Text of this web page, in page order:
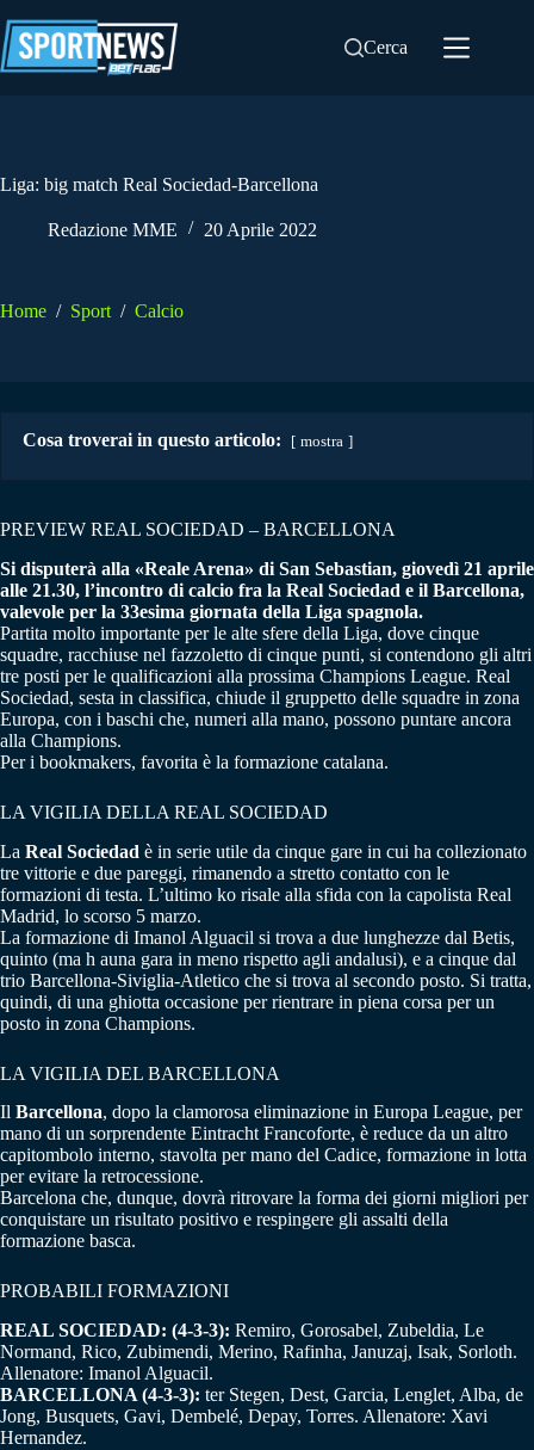
al
contenuto
Cerca
Liga: big match Real Sociedad-Barcellona
Redazione MME 20 Aprile 2022
Home / Sport / Calcio
Cosa troverai in questo articolo: mostra
PREVIEW REAL SOCIEDAD – BARCELLONA
Si disputerà alla «Reale Arena» di San Sebastian, giovedì 21 aprile
alle 21.30, l’incontro di calcio fra la Real Sociedad e il Barcellona,
valevole per la 33esima giornata della Liga spagnola.
Partita molto importante per le alte sfere della Liga, dove cinque
squadre, racchiuse nel fazzoletto di cinque punti, si contendono gli altri
tre posti per le qualificazioni alla prossima Champions League. Real
Sociedad, sesta in classifica, chiude il gruppetto delle squadre in zona
Europa, con i baschi che, numeri alla mano, possono puntare ancora
alla Champions.
Per i bookmakers, favorita è la formazione catalana.
LA VIGILIA DELLA REAL SOCIEDAD
La Real Sociedad è in serie utile da cinque gare in cui ha collezionato
tre vittorie e due pareggi, rimanendo a stretto contatto con le
formazioni di testa. L’ultimo ko risale alla sfida con la capolista Real
Madrid, lo scorso 5 marzo.
La formazione di Imanol Alguacil si trova a due lunghezze dal Betis,
quinto (ma h auna gara in meno rispetto agli andalusi), e a cinque dal
trio Barcellona-Siviglia-Atletico che si trova al secondo posto. Si tratta,
quindi, di una ghiotta occasione per rientrare in piena corsa per un
posto in zona Champions.
LA VIGILIA DEL BARCELLONA
Il Barcellona, dopo la clamorosa eliminazione in Europa League, per
mano di un sorprendente Eintracht Francoforte, è reduce da un altro
capitombolo interno, stavolta per mano del Cadice, formazione in lotta
per evitare la retrocessione.
Barcelona che, dunque, dovrà ritrovare la forma dei giorni migliori per
conquistare un risultato positivo e respingere gli assalti della
formazione basca.
PROBABILI FORMAZIONI
REAL SOCIEDAD: (4-3-3): Remiro, Gorosabel, Zubeldia, Le
Normand, Rico, Zubimendi, Merino, Rafinha, Januzaj, Isak, Sorloth.
Allenatore: Imanol Alguacil.
BARCELLONA (4-3-3): ter Stegen, Dest, Garcia, Lenglet, Alba, de
Jong, Busquets, Gavi, Dembelé, Depay, Torres. Allenatore: Xavi
Hernandez.